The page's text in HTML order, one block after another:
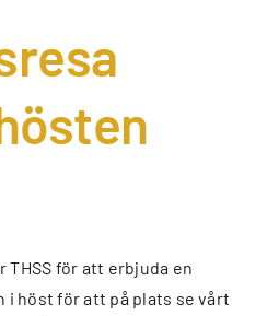
THSS för att erbjuda en
i höst för att på plats se vårt